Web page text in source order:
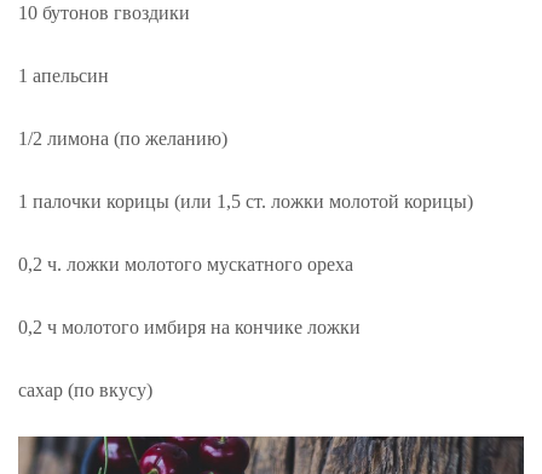
10 бутонов гвоздики
1 апельсин
1/2 лимона (по желанию)
1 палочки корицы (или 1,5 ст. ложки молотой корицы)
0,2 ч. ложки молотого мускатного ореха
0,2 ч молотого имбиря на кончике ложки
сахар (по вкусу)